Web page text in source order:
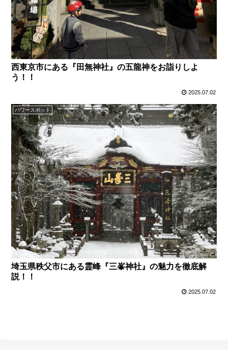
西東京市にある『田無神社』の五龍神をお詣りしよ
う！！
2025.07.02
パワースポット
埼玉県秩父市にある霊峰『三峯神社』の魅力を徹底解
説！！
2025.07.02